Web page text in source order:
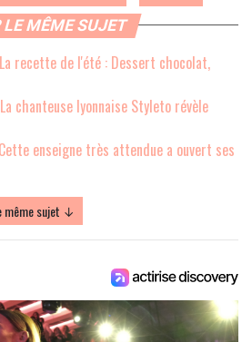
LE MÊME SUJET
La recette de l'été : Dessert chocolat,
La chanteuse lyonnaise Styleto révèle
Cette enseigne très attendue a ouvert ses
même sujet ↓